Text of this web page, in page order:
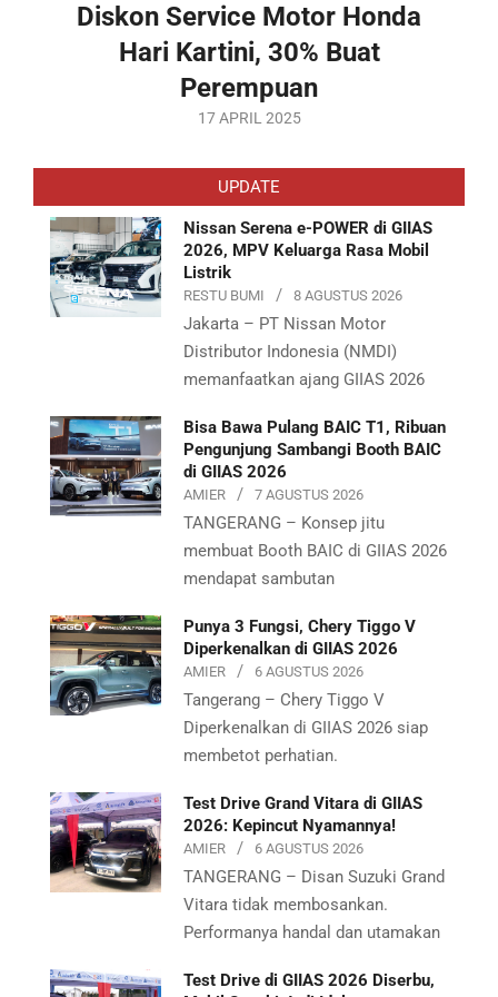
Diskon Service Motor Honda
Hari Kartini, 30% Buat
Perempuan
17
17 APRIL 2025
UPDATE
Nissan Serena e-POWER di GIIAS
2026, MPV Keluarga Rasa Mobil
Listrik
RESTU BUMI 8 AGUSTUS 2026
Jakarta – PT Nissan Motor
Distributor Indonesia (NMDI)
memanfaatkan ajang GIIAS 2026
Bisa Bawa Pulang BAIC T1, Ribuan
Pengunjung Sambangi Booth BAIC
di GIIAS 2026
AMIER 7 AGUSTUS 2026
TANGERANG – Konsep jitu
membuat Booth BAIC di GIIAS 2026
mendapat sambutan
Punya 3 Fungsi, Chery Tiggo V
Diperkenalkan di GIIAS 2026
AMIER 6 AGUSTUS 2026
Tangerang – Chery Tiggo V
Diperkenalkan di GIIAS 2026 siap
membetot perhatian.
Test Drive Grand Vitara di GIIAS
2026: Kepincut Nyamannya!
AMIER 6 AGUSTUS 2026
TANGERANG – Disan Suzuki Grand
Vitara tidak membosankan.
Performanya handal dan utamakan
Test Drive di GIIAS 2026 Diserbu,